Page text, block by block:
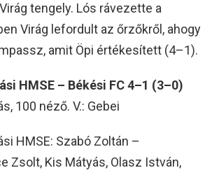
tengely. Lós rávezette a
Virág lefordult az őrzőkről, ahogy
amit Öpi értékesített (4–1).
HMSE – Békési FC 4–1 (3–0)
100 néző. V.: Gebei
HMSE: Szabó Zoltán –
Zsolt, Kis Mátyás, Olasz István,